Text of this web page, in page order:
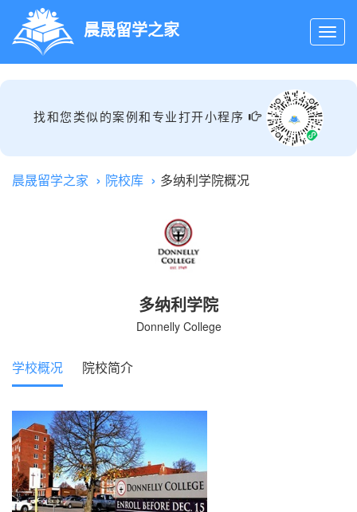
晨晟留学之家
找和您类似的案例和专业打开小程序
晨晟留学之家 院校库 多纳利学院概况
多纳利学院
Donnelly College
学校概况 院校简介